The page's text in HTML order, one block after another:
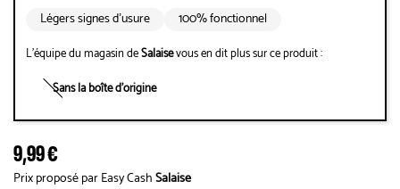
Légers signes d’usure 100% fonctionnel
L'équipe du magasin deSalaisevous en dit plus sur ce produit :
Sans la boîte d'origine
9,99 €
Prix proposé par Easy CashSalaise